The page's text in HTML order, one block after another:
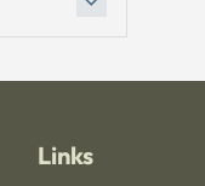
Links